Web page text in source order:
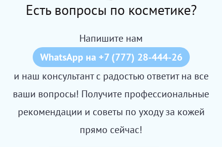
Есть вопросы по косметике?
Напишите нам
WhatsApp на +7 (777) 28-444-26
и наш консультант с радостью ответит на все
ваши вопросы! Получите профессиональные
рекомендации и советы по уходу за кожей
прямо сейчас!